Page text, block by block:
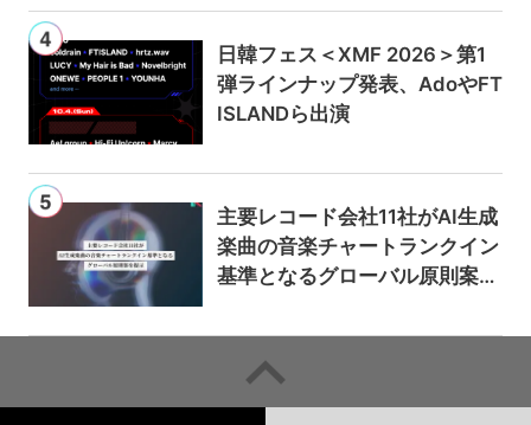
日韓フェス＜XMF 2026＞第1
弾ラインナップ発表、AdoやFT
ISLANDら出演
主要レコード会社11社がAI生成
楽曲の音楽チャートランクイン
基準となるグローバル原則案を
るための統一的な枠組みを提案